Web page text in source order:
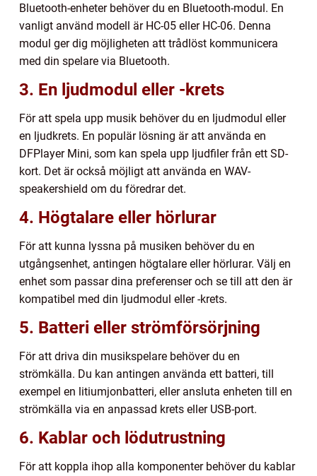
Bluetooth-enheter behöver du en Bluetooth-modul. En
vanligt använd modell är HC-05 eller HC-06. Denna
modul ger dig möjligheten att trådlöst kommunicera
med din spelare via Bluetooth.
3. En ljudmodul eller -krets
För att spela upp musik behöver du en ljudmodul eller
en ljudkrets. En populär lösning är att använda en
DFPlayer Mini, som kan spela upp ljudfiler från ett SD-
kort. Det är också möjligt att använda en WAV-
speakershield om du föredrar det.
4. Högtalare eller hörlurar
För att kunna lyssna på musiken behöver du en
utgångsenhet, antingen högtalare eller hörlurar. Välj en
enhet som passar dina preferenser och se till att den är
kompatibel med din ljudmodul eller -krets.
5. Batteri eller strömförsörjning
För att driva din musikspelare behöver du en
strömkälla. Du kan antingen använda ett batteri, till
exempel en litiumjonbatteri, eller ansluta enheten till en
strömkälla via en anpassad krets eller USB-port.
6. Kablar och lödutrustning
För att koppla ihop alla komponenter behöver du kablar